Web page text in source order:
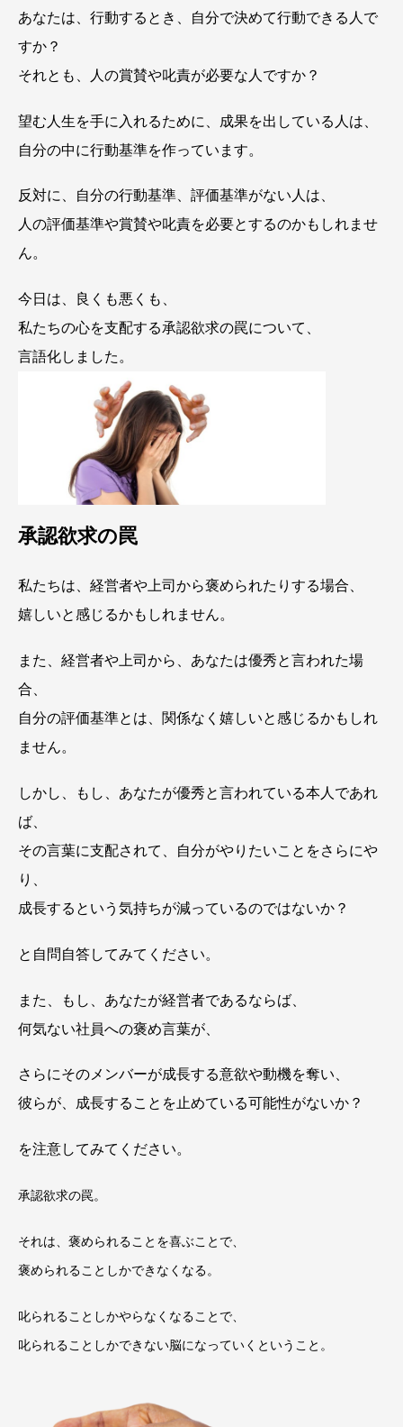
あなたは、行動するとき、自分で決めて行動できる人で
すか？
それとも、人の賞賛や叱責が必要な人ですか？
望む人生を手に入れるために、成果を出している人は、
自分の中に行動基準を作っています。
反対に、自分の行動基準、評価基準がない人は、
人の評価基準や賞賛や叱責を必要とするのかもしれませ
ん。
今日は、良くも悪くも、
私たちの心を支配する承認欲求の罠について、
言語化しました。
承認欲求の罠
私たちは、経営者や上司から褒められたりする場合、
嬉しいと感じるかもしれません。
また、経営者や上司から、あなたは優秀と言われた場
合、
自分の評価基準とは、関係なく嬉しいと感じるかもしれ
ません。
しかし、もし、あなたが優秀と言われている本人であれ
ば、
その言葉に支配されて、自分がやりたいことをさらにや
り、
成長するという気持ちが減っているのではないか？
と自問自答してみてください。
また、もし、あなたが経営者であるならば、
何気ない社員への褒め言葉が、
さらにそのメンバーが成長する意欲や動機を奪い、
彼らが、成長することを止めている可能性がないか？
を注意してみてください。
承認欲求の罠。
それは、褒められることを喜ぶことで、
褒められることしかできなくなる。
叱られることしかやらなくなることで、
叱られることしかできない脳になっていくということ。